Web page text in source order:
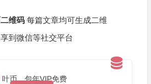
维码每篇文章均可生成二维
到微信等社交平台
叶币，包年VIP免费